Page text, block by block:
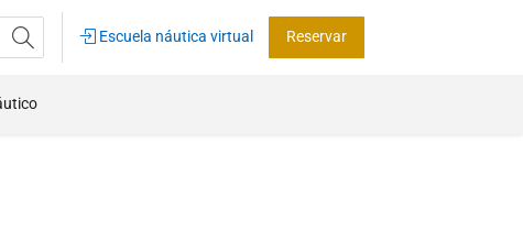
Escuela náutica virtual Reservar